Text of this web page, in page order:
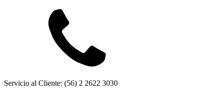
Servicio al Cliente: (56) 2 2622 3030